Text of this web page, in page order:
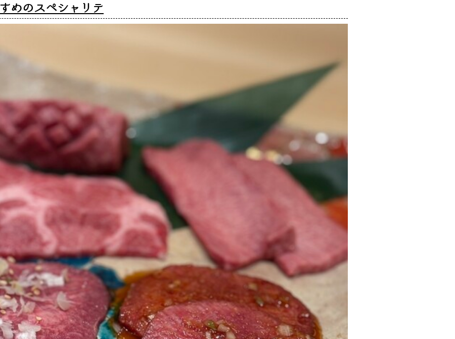
めのスペシャリテ